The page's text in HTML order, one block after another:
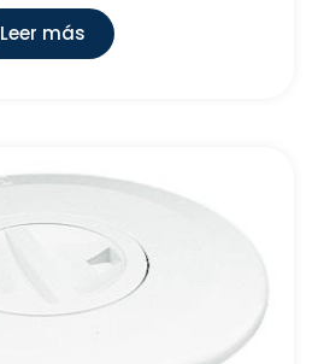
Leer más